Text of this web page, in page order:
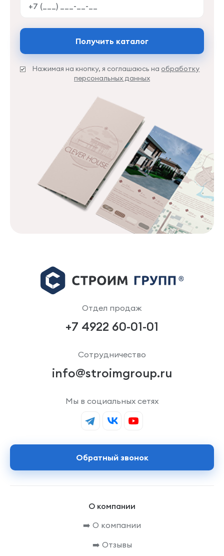
Получить каталог
Нажимая на кнопку, я соглашаюсь наобработку
персональных данных
О компании
➡️ О компании
➡️ Отзывы
Отдел продаж
+7 4922 60-01-01
Сотрудничество
info@stroimgroup.ru
Мы в социальных сетях
Обратный звонок